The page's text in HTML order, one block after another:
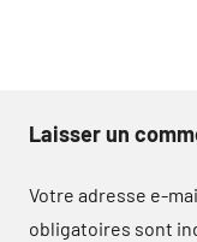
Laisser un
Votre adresse e-
obligatoires sont